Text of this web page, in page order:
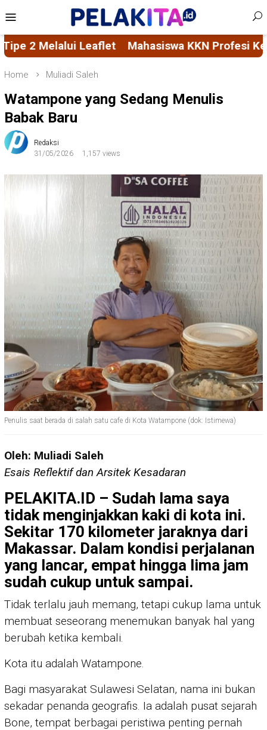
to
contentMenu
Profesi Kesehatan Angkatan 69 Universitas
Home Muliadi Saleh
Watampone yang Sedang Menulis
Babak Baru
Redaksi
31/05/2026
1,157 views
Penulis saat berada di salah satu cafe di Kota Watampone (dok: Istimewa)
Oleh: Muliadi Saleh
Esais Reflektif dan Arsitek Kesadaran
PELAKITA.ID – Sudah lama saya
tidak menginjakkan kaki di kota ini.
Sekitar 170 kilometer jaraknya dari
Makassar. Dalam kondisi perjalanan
yang lancar, empat hingga lima jam
sudah cukup untuk sampai.
Tidak terlalu jauh memang, tetapi cukup lama untuk
membuat seseorang menemukan banyak hal yang
berubah ketika kembali.
Kota itu adalah Watampone.
Bagi masyarakat Sulawesi Selatan, nama ini bukan
sekadar penanda geografis. Ia adalah pusat sejarah
Bone, tempat berbagai peristiwa penting pernah